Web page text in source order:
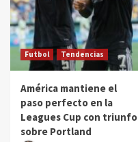
Futbol Tendencias
América mantiene el
paso perfecto en la
Leagues Cup con triunfo
sobre Portland